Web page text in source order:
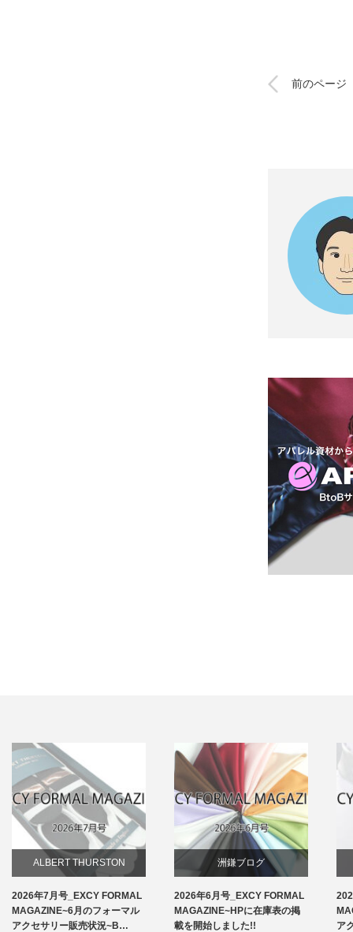
前のページ
ALBERT THURSTON
お知らせ
2026年7月号_EXCY FORMAL
MAGAZINE~6月のフォーマル
アクセサリー販売状況~B…
洲鎌ブログ
2026年6月号_EXCY FORMAL
MAGAZINE~HPに在庫表の掲
載を開始しました!!
ア